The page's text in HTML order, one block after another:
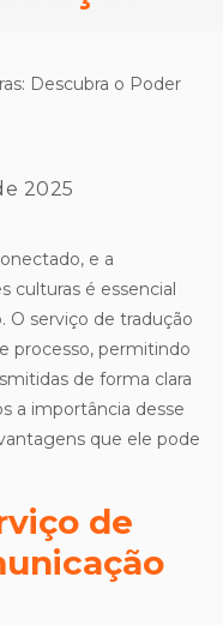
2025
e a
culturas é essencial
O serviço de tradução
processo, permitindo
de forma clara
a importância desse
que ele pode
de